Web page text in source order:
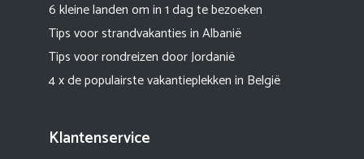
6 kleine landen om in 1 dag te bezoeken
Tips voor strandvakanties in Albanië
Tips voor rondreizen door Jordanië
4 x de populairste vakantieplekken in België
Klantenservice